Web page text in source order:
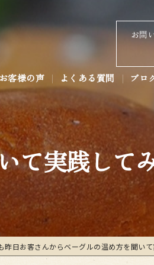
お問
客様の声 よくある質問 ブロ
コ
て実践して
昨日お客さんからベーグルの温め方を聞い